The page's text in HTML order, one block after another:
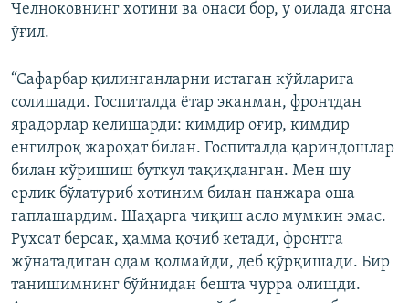
Челноковнинг хотини ва онаси бор, у оилада ягона
ўғил.
“Сафарбар қилинганларни истаган кўйларига
солишади. Госпиталда ётар эканман, фронтдан
ярадорлар келишарди: кимдир оғир, кимдир
енгилроқ жароҳат билан. Госпиталда қариндошлар
билан кўришиш буткул тақиқланган. Мен шу
ерлик бўлатуриб хотиним билан панжара оша
гаплашардим. Шаҳарга чиқиш асло мумкин эмас.
Рухсат берсак, ҳамма қочиб кетади, фронтга
жўнатадиган одам қолмайди, деб қўрқишади. Бир
танишимнинг бўйнидан бешта чурра олишди.